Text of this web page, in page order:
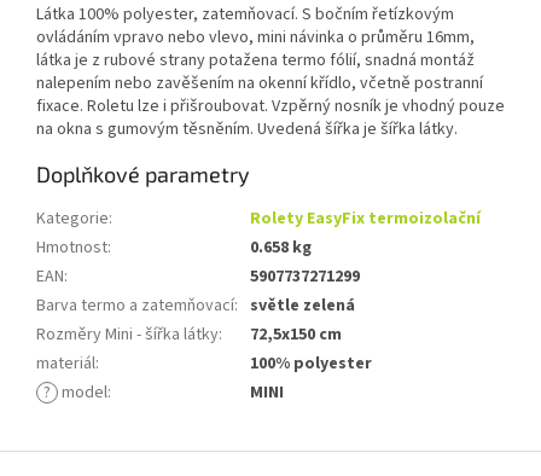
Látka 100% polyester, zatemňovací. S bočním řetízkovým
ovládáním vpravo nebo vlevo, mini návinka o průměru 16mm,
látka je z rubové strany potažena termo fólií, snadná montáž
nalepením nebo zavěšením na okenní křídlo, včetně postranní
fixace. Roletu lze i přišroubovat. Vzpěrný nosník je vhodný pouze
na okna s gumovým těsněním. Uvedená šířka je šířka látky.
Doplňkové parametry
Kategorie:
Rolety EasyFix termoizolační
Hmotnost:
0.658 kg
EAN:
5907737271299
Barva termo a zatemňovací: světle zelená
Rozměry Mini - šířka látky:
72,5x150 cm
materiál:
100% polyester
? model: MINI